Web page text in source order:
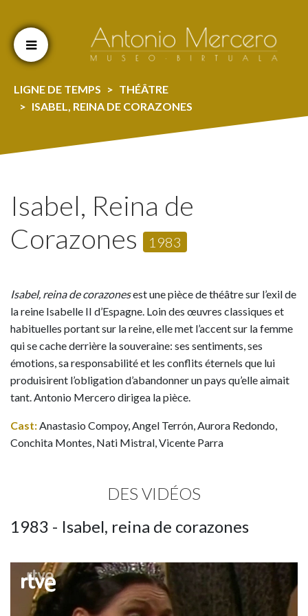
LIGNE DE TEMPS
THÉÂTRE
ISABEL, REINA DE CORAZONES
Isabel, Reina de
Corazones
1983
Isabel, reina de corazonesest une pièce de théâtre sur l’exil de
la reine Isabelle II d’Espagne. Loin des œuvres classiques et
habituelles portant sur la reine, elle met l’accent sur la femme
qui se cache derrière la souveraine: ses sentiments, ses
émotions, sa responsabilité et les conflits éternels que lui
produisirent l’obligation d’abandonner un pays qu’elle aimait
tant. Antonio Mercero dirigea la pièce.
Cast:Anastasio Compoy, Angel Terrón, Aurora Redondo,
Conchita Montes, Nati Mistral, Vicente Parra
DES VIDÉOS
1983 - Isabel, reina de corazones